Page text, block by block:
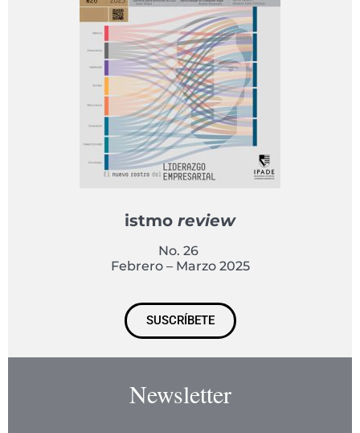
istmo review
No. 26
Febrero – Marzo 2025
SUSCRÍBETE
Newsletter